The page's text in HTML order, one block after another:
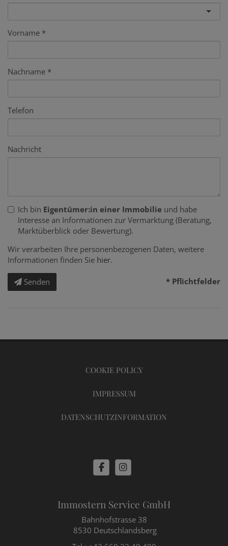
Vorname
Nachname
Telefon
Nachricht
Ich bin Eigentümer:in einer Immobilie und habe
Interesse an Informationen zur Vermarktung (Beratung,
Marktüberblick oder Bewertung).
Wir verarbeiten Ihre personenbezogenen Daten, weitere
Informationen finden Sie hier.
Senden * Pflichtfelder
COOKIE POLICY
IMPRESSUM
DATENSCHUTZINFORMATION
Immostern Service GmbH
Bahnhofstrasse 38
8530 Deutschlandsberg